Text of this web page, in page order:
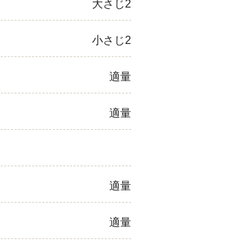
大さじ2
小さじ2
適量
適量
適量
適量